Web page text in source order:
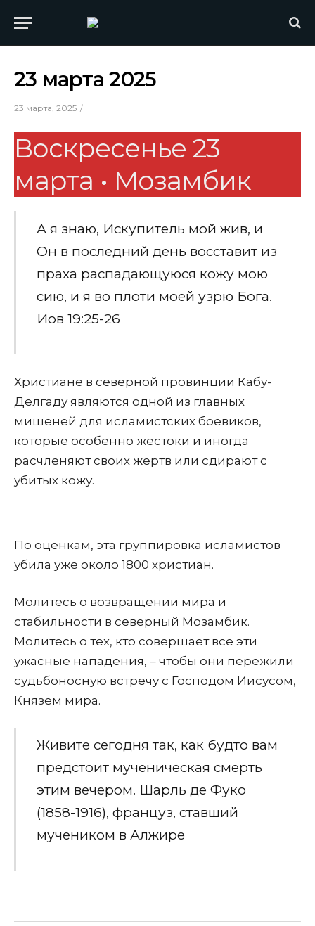
23 марта 2025
23 марта, 2025
Воскресенье 23
марта • Мозамбик
А я знаю, Искупитель мой жив, и
Он в последний день восставит из
праха распадающуюся кожу мою
сию, и я во плоти моей узрю Бога.
Иов 19:25-26
Христиане в северной провинции Кабу-
Делгаду являются одной из главных
мишеней для исламистских боевиков,
которые особенно жестоки и иногда
расчленяют своих жертв или сдирают с
убитых кожу.
По оценкам, эта группировка исламистов
убила уже около 1800 христиан.
Молитесь о возвращении мира и
стабильности в северный Мозамбик.
Молитесь о тех, кто совершает все эти
ужасные нападения, – чтобы они пережили
судьбоносную встречу с Господом Иисусом,
Князем мира.
Живите сегодня так, как будто вам
предстоит мученическая смерть
этим вечером. Шарль де Фуко
(1858-1916), француз, ставший
мучеником в Алжире